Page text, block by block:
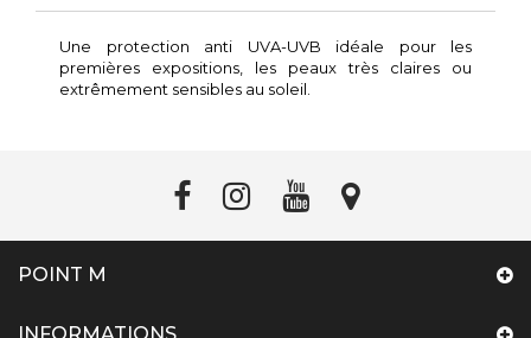
Une protection anti UVA-UVB idéale pour les
premières expositions, les peaux très claires ou
extrêmement sensibles au soleil.
POINT M
INFORMATIONS